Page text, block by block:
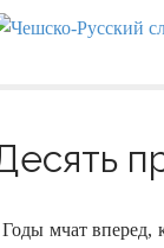
Годы мчат вперед,